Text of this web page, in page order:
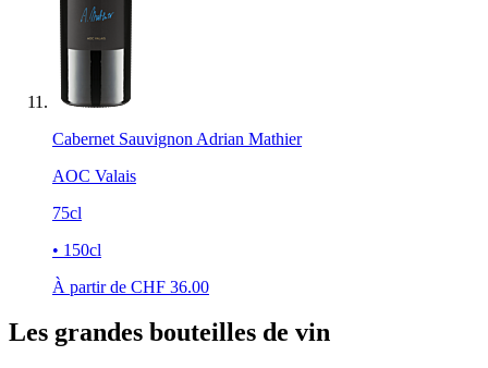
Cabernet Sauvignon Adrian Mathier
AOC Valais
75cl
• 150cl
À partir de CHF 36.00
Les grandes bouteilles de vin